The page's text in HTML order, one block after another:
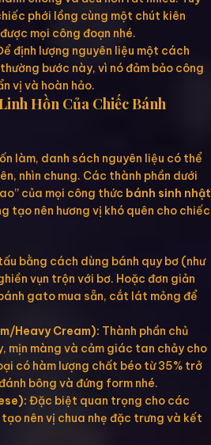
phới lồng cùng một chút kiên
mọi công đoạn nhé.
định lượng nguyên liệu một cách
bước này, vì nó đảm bảo công
vị và hoàn hảo.
Hồn Của Chiếc Bánh
làm, danh sách nguyên liệu có thể
nhìn chung. Các thành phần dưới
của mọi công thức bánh sinh nhật
tạo nên hương vị khó quên cho chiếc
bằng cách dùng bánh quy bơ (như
vụn trộn với bơ. Hoặc đơn giản
gato mua sẵn, cắt lát mỏng để
Heavy Cream): Thành phần chủ
mịn màng và cảm giác tan chảy cho
có hàm lượng chất béo từ 35% trở
bông và đứng form nhé.
Đặc biệt quan trọng cho các
nên vị chua nhẹ đặc trưng và kết